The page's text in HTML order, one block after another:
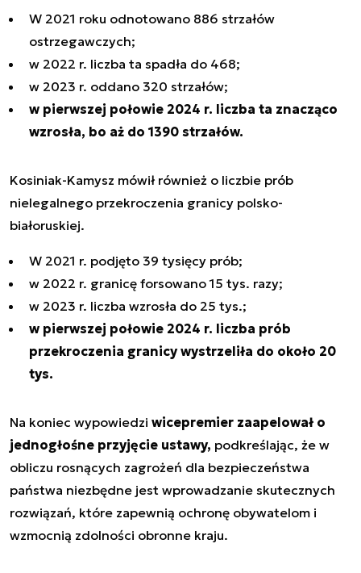
W 2021 roku odnotowano 886 strzałów
ostrzegawczych;
w 2022 r. liczba ta spadła do 468;
w 2023 r. oddano 320 strzałów;
w pierwszej połowie 2024 r. liczba ta znacząco
wzrosła, bo aż do 1390 strzałów.
Kosiniak-Kamysz mówił również o liczbie prób
nielegalnego przekroczenia granicy polsko-
białoruskiej.
W 2021 r. podjęto 39 tysięcy prób;
w 2022 r. granicę forsowano 15 tys. razy;
w 2023 r. liczba wzrosła do 25 tys.;
w pierwszej połowie 2024 r. liczba prób
przekroczenia granicy wystrzeliła do około 20
tys.
Na koniec wypowiedzi wicepremier zaapelował o
jednogłośne przyjęcie ustawy, podkreślając, że w
obliczu rosnących zagrożeń dla bezpieczeństwa
państwa niezbędne jest wprowadzanie skutecznych
rozwiązań, które zapewnią ochronę obywatelom i
wzmocnią zdolności obronne kraju.